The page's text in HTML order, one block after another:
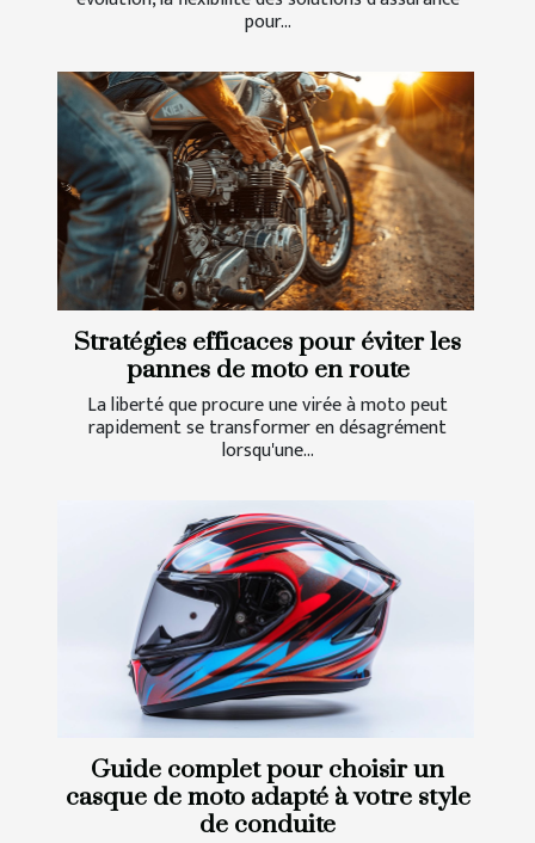
pour...
Stratégies efficaces pour éviter les
pannes de moto en route
La liberté que procure une virée à moto peut
rapidement se transformer en désagrément
lorsqu'une...
Guide complet pour choisir un
casque de moto adapté à votre style
de conduite